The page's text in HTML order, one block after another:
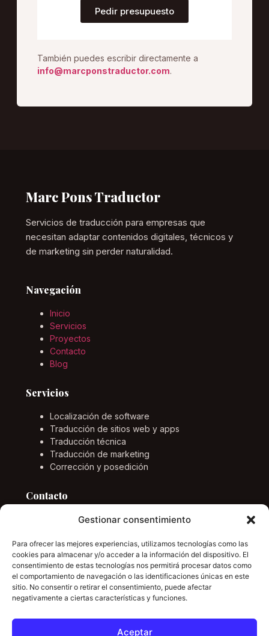
Gestionar consentimiento
Para ofrecer las mejores experiencias, utilizamos tecnologías como las
cookies para almacenar y/o acceder a la información del dispositivo. El
consentimiento de estas tecnologías nos permitirá procesar datos como
el comportamiento de navegación o las identificaciones únicas en este
sitio. No consentir o retirar el consentimiento, puede afectar
negativamente a ciertas características y funciones.
Aceptar
Pedir presupuesto
También puedes escribir directamente a
info@marcponstraductor.com.
Marc Pons Traductor
Servicios de traducción para empresas que
necesitan adaptar contenidos digitales, técnicos y
de marketing sin perder naturalidad.
Navegación
Inicio
Servicios
Proyectos
Contacto
Blog
Servicios
Localización de software
Traducción de sitios web y apps
Traducción técnica
Traducción de marketing
Corrección y posedición
Contacto
Idiomas
Inglés, alemán, español y catalán.